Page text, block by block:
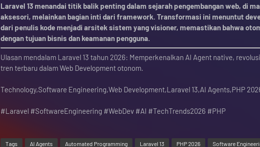
Laravel 13 menandai titik balik penting dalam sejarah pengembangan web, di
aksesori, melainkan bagian inti dari framework. Transformasi ini menuntut
dari penulis kode menjadi arsitek sistem yang visioner, memastikan bahwa
dengan tujuan bisnis dan keamanan pengguna.
Ulasan mendalam Laravel 13 tahun 2026: Memperkenalkan AI Agent native,
tren terbaru dalam Web Development otonom.
Technology,Software Engineering,Web Development,Laravel 13,AI Agents,PHP
#Laravel #SoftwareEngineering #WebDev #AI #TechTrends2026 #PHP
Tags AI Agents Automated Programming Laravel 13 PHP 2026 Software